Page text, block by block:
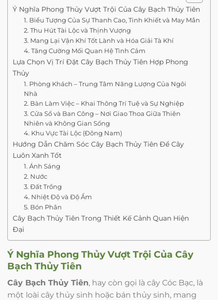
Ý Nghĩa Phong Thủy Vượt Trội Của Cây Bạch Thủy Tiên
1. Biểu Tượng Của Sự Thanh Cao, Tinh Khiết và May Mắn
2. Thu Hút Tài Lộc và Thịnh Vượng
3. Mang Lại Vận Khí Tốt Lành và Hóa Giải Tà Khí
4. Tăng Cường Mối Quan Hệ Tình Cảm
Lựa Chọn Vị Trí Đặt Cây Bạch Thủy Tiên Hợp Phong
Thủy
1. Phòng Khách – Trung Tâm Năng Lượng Của Ngôi
Nhà
2. Bàn Làm Việc – Khai Thông Trí Tuệ và Sự Nghiệp
3. Cửa Sổ và Ban Công – Nơi Giao Thoa Giữa Thiên
Nhiên và Không Gian Sống
4. Khu Vực Tài Lộc (Đông Nam)
Hướng Dẫn Chăm Sóc Cây Bạch Thủy Tiên Để Cây
Luôn Xanh Tốt
1. Ánh Sáng
2. Nước
3. Đất Trồng
4. Nhiệt Độ và Độ Ẩm
5. Bón Phân
Cây Bạch Thủy Tiên Trong Thiết Kế Cảnh Quan Hiện
Đại
Ý Nghĩa Phong Thủy Vượt Trội Của Cây
Bạch Thủy Tiên
Cây Bạch Thủy Tiên, hay còn gọi là cây Cóc Bạc, là
một loài cây thủy sinh hoặc bán thủy sinh, mang